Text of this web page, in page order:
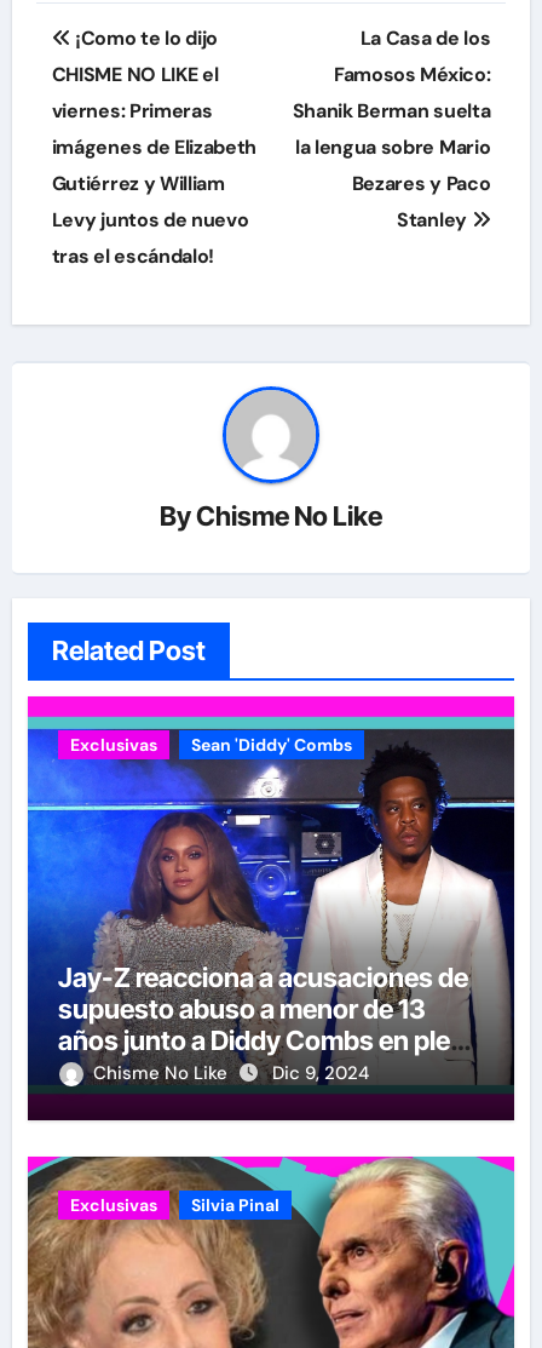
Navegación
de
entradas
¡Como te lo dijo
CHISME NO LIKE el
viernes: Primeras
imágenes de Elizabeth
Gutiérrez y William
Levy juntos de nuevo
tras el escándalo!
La Casa de los
Famosos México:
Shanik Berman suelta
la lengua sobre Mario
Bezares y Paco
Stanley
ByChisme No Like
Related Post
Exclusivas Sean 'Diddy' Combs
Jay-Z reacciona a acusaciones de
supuesto abuso a menor de 13
años junto a Diddy Combs en plena
fiestaChisme No Like Dic 9, 2024
Exclusivas Silvia Pinal